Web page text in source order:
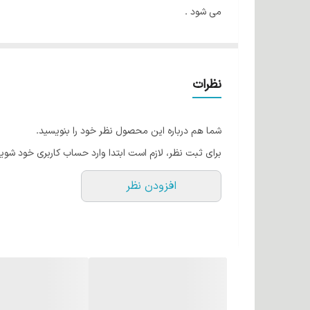
می شود .
این محصول حاوی ترکیبات گیاهی می باشد ، بدون
شامپوی معمولی . امکان استفاده در سالن های حرفه ای .
کنیم .
نظرات
شما هم درباره این محصول نظر خود را بنویسید.
برای ثبت نظر، لازم است ابتدا وارد حساب کاربری خود
افزودن نظر